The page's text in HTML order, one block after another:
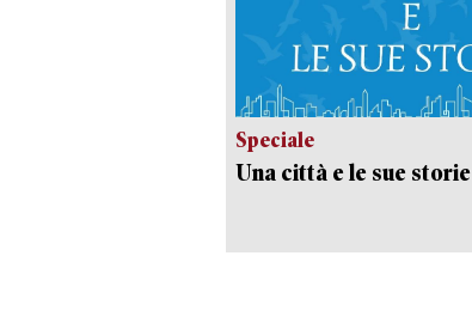
Speciale
Una città e le sue storie